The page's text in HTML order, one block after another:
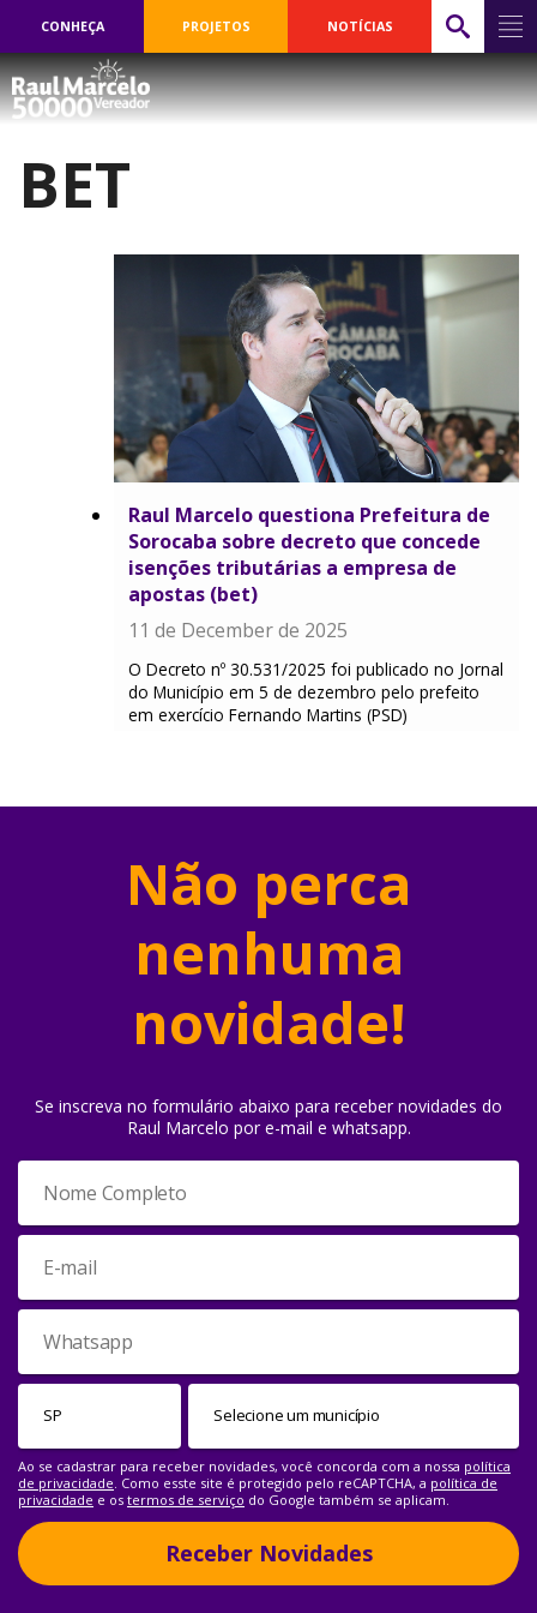
CONHEÇA PROJETOS NOTÍCIAS
BET
Raul Marcelo questiona Prefeitura de
Sorocaba sobre decreto que concede
isenções tributárias a empresa de
apostas (bet)
11 de December de 2025
O Decreto nº 30.531/2025 foi publicado no Jornal
do Município em 5 de dezembro pelo prefeito
em exercício Fernando Martins (PSD)
Não perca
nenhuma
novidade!
Se inscreva no formulário abaixo para receber novidades do
Raul Marcelo por e-mail e whatsapp.
Ao se cadastrar para receber novidades, você concorda com a nossa política
de privacidade. Como esste site é protegido pelo reCAPTCHA, a política de
privacidade e os termos de serviço do Google também se aplicam.
Receber Novidades